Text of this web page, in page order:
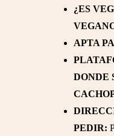
¿ES
APTA
DONDE
PEDIR: